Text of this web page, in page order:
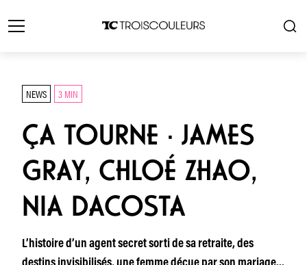
NEWS 3 MIN
ÇA TOURNE · JAMES
GRAY, CHLOÉ ZHAO,
NIA DACOSTA
L’histoire d’un agent secret sorti de sa retraite, des